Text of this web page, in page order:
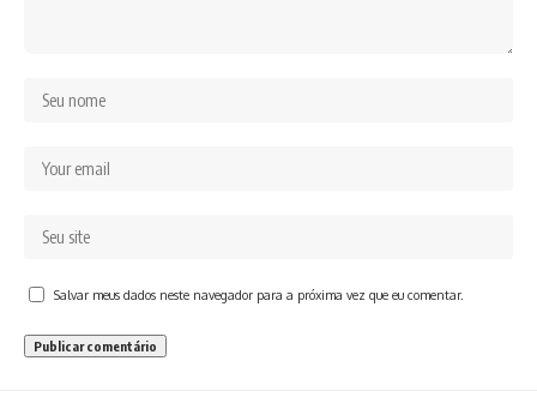
Salvar meus dados neste navegador para a próxima vez que eu comentar.